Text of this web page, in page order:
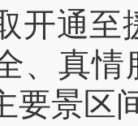
开通
、真情
要景区